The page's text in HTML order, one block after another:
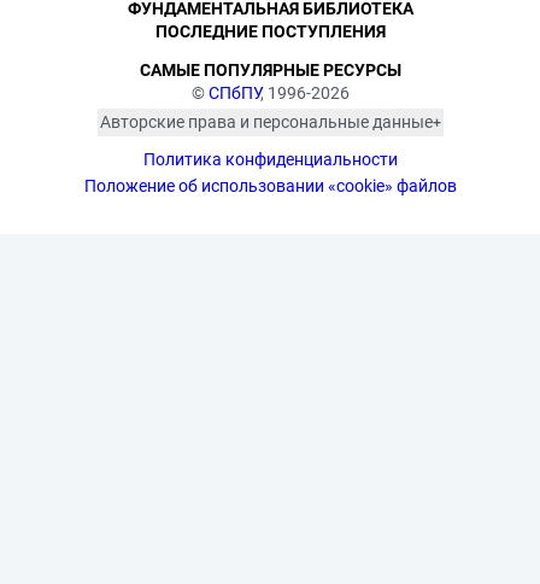
©СПбПУ, 1996-2026
Авторские права и персональные данные
изображённых лиц в соответствии
с требованиями законодательства
Политика конфиденциальности
Положение об использовании «cookie» файлов
ФУНДАМЕНТАЛЬНАЯ БИБЛИОТЕКА
ПОСЛЕДНИЕ ПОСТУПЛЕНИЯ
САМЫЕ ПОПУЛЯРНЫЕ РЕСУРСЫ